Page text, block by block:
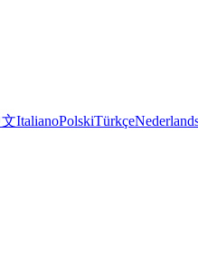
ItalianoPolskiTürkçe